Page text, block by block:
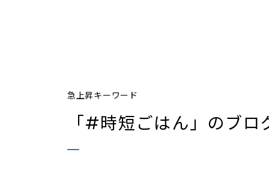
急上昇キーワード
「#時短ごはん」 のブロ